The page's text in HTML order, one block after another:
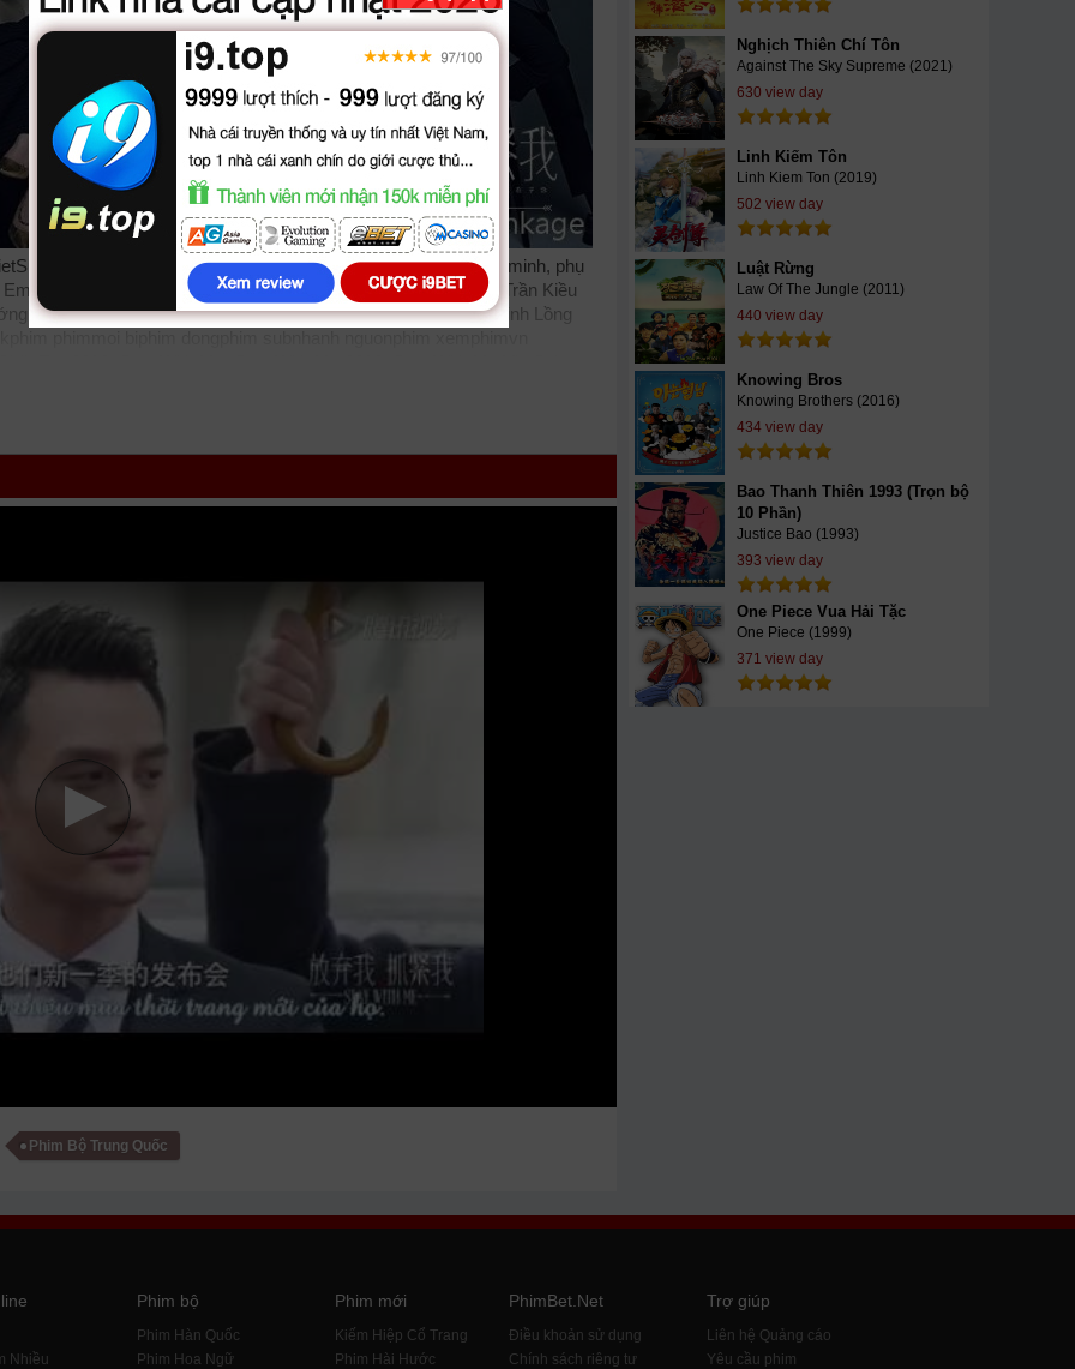
+ Thuyết Minh, phim Tu Bo Em Giu Chat Em được thuyết minh, phụ
vietsub bản đẹp, trọn bộ với sự tham gia của các diễn viên: Trần Kiều
Phim online Từ Bỏ Em Giữ Chặt Em được vietsub thuyết minh Lồng
nhật phụ đề Vietsub nhanh nhất, xem online nhanh nhất. Tải link fshare
SCTV GOTV FullHD mới nhất. Mời các bạn đón xem bộ phim
Phim Bộ Trung Quốc
Nghịch Thiên Chí Tôn
Against The Sky Supreme (2021)
630 view day
Linh Kiếm Tôn
Linh Kiem Ton (2019)
502 view day
Luật Rừng
Law Of The Jungle (2011)
440 view day
Knowing Bros
Knowing Brothers (2016)
434 view day
Bao Thanh Thiên 1993 (Trọn bộ
10 Phần)
Justice Bao (1993)
393 view day
One Piece Vua Hải Tặc
One Piece (1999)
371 view day
Nhiều
Phim bộ
Phim Hàn Quốc
Phim Hoa Ngữ
Phim mới
Kiếm Hiệp Cổ Trang
Phim Hài Hước
PhimBet.Net
Điều khoản sử dụng
Chính sách riêng tư
Trợ giúp
Liên hệ Quảng cáo
Yêu cầu phim